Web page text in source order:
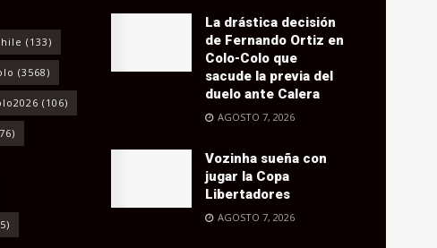
(133)
(3568)
(106)
La drástica decisión
de Fernando Ortiz en
Colo-Colo que
sacude la previa del
duelo ante Calera
AGOSTO 7, 2026
Vozinha sueña con
jugar la Copa
Libertadores
AGOSTO 7, 2026